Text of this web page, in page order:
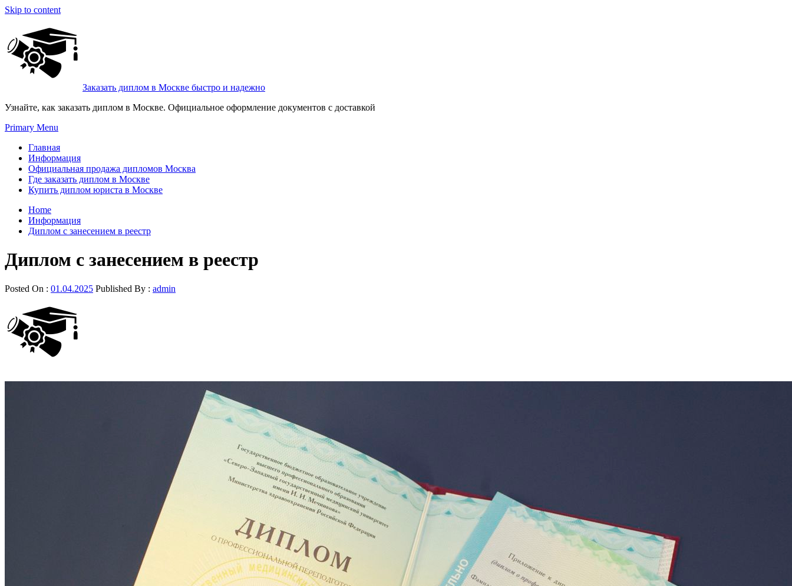
Skip to content
Заказать диплом в Москве быстро и надежно
Узнайте, как заказать диплом в Москве. Официальное оформление документов с доставкой
Primary Menu
Главная
Информация
Официальная продажа дипломов Москва
Где заказать диплом в Москве
Купить диплом юриста в Москве
Home
Информация
Диплом с занесением в реестр
Диплом с занесением в реестр
Posted On : 01.04.2025 Published By : admin